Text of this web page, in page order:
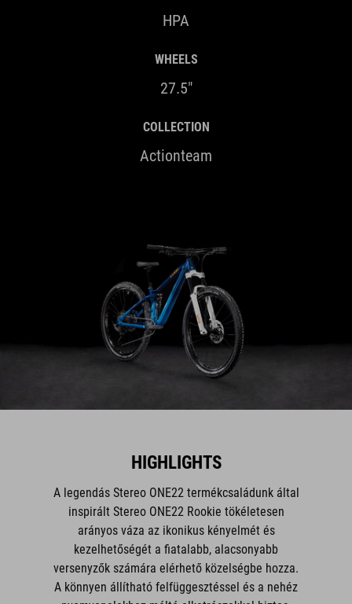
HPA
WHEELS
27.5"
COLLECTION
Actionteam
HIGHLIGHTS
A legendás Stereo ONE22 termékcsaládunk által
inspirált Stereo ONE22 Rookie tökéletesen
arányos váza az ikonikus kényelmét és
kezelhetőségét a fiatalabb, alacsonyabb
versenyzők számára elérhető közelségbe hozza.
A könnyen állítható felfüggesztéssel és a nehéz